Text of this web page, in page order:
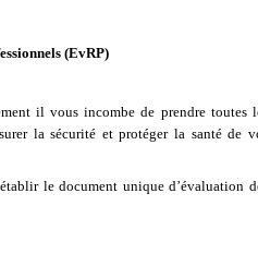
(EvRP)
il vous incombe de prendre toutes
la sécurité et protéger la santé de
le document unique d’évaluation